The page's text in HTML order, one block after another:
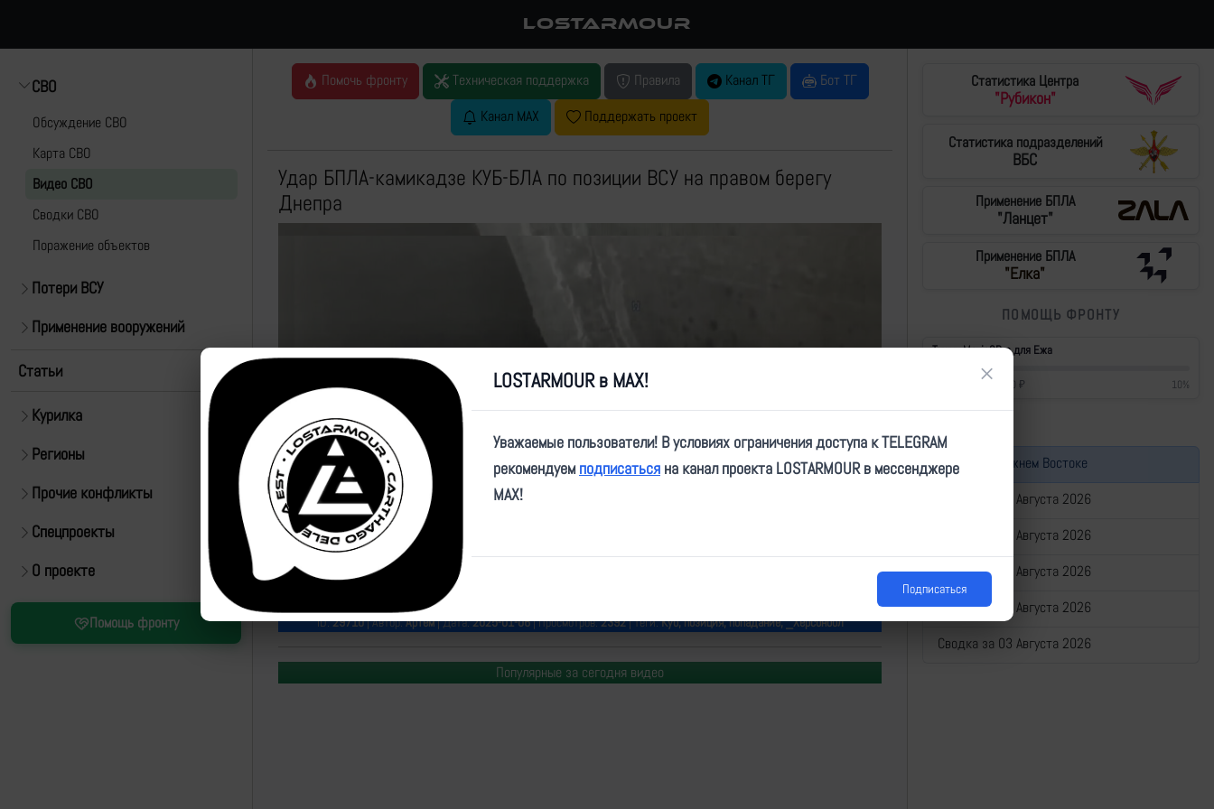
LOSTARMOUR
СВО
Обсуждение СВО
Карта СВО
Видео СВО
Cводки СВО
Поражение объектов
Потери ВСУ
Применение вооружений
Статьи
Курилка
Регионы
Прочие конфликты
Спецпроекты
О проекте
Помощь фронту
Помочь фронту Техническая поддержка Правила Канал ТГ
Бот ТГ
Канал MAX
Поддержать проект
Удар БПЛА-камикадзе КУБ-БЛА по позиции ВСУ на правом берегу
Днепра
Play
Video
Источник:https://t.me/bplamachine/1071
ID:29710| Автор:Артем| Дата:2025-01-06| Просмотров:2392| Теги:Куб, позиция, попадание, _Херсонобл
Популярные за сегодня видео
Статистика Центра
"Рубикон"
Статистика подразделений
ВБС
Применение БПЛА
"Ланцет"
Применение БПЛА
"Елка"
ПОМОЩЬ ФРОНТУ
Тушки Mavic3Pro для Ежа
430 000 ₽ 10%
Война на Ближнем Востоке
Сводка за 07 Августа 2026
Сводка за 06 Августа 2026
Сводка за 05 Августа 2026
Сводка за 04 Августа 2026
Сводка за 03 Августа 2026
LOSTARMOUR в MAX! ×
Уважаемые пользователи! В условиях ограничения доступа к TELEGRAM
рекомендуем подписаться на канал проекта LOSTARMOUR в мессенджере
MAX!
Подписаться